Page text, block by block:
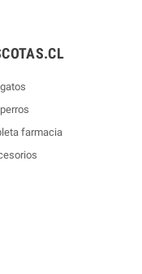
farmacia